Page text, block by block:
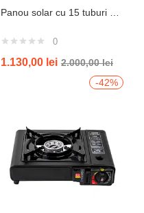
Panou solar cu 15 tuburi vidate pentru preparare apa calda menajera cu rezervor nepresurizat 150 litri jrh
0
1.130,00 lei 2.000,00lei
-42%